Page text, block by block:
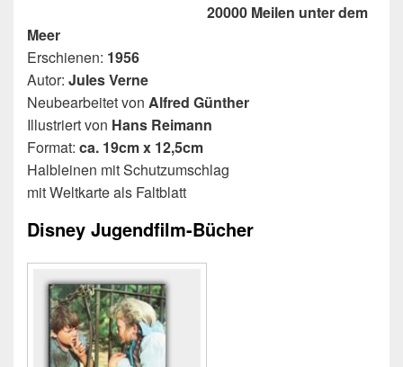
20000 Meilen unter dem
Meer
Erschienen: 1956
Autor: Jules Verne
Neubearbeitet von Alfred Günther
Illustriert von Hans Reimann
Format: ca. 19cm x 12,5cm
Halbleinen mit Schutzumschlag
mit Weltkarte als Faltblatt
Disney Jugendfilm-Bücher